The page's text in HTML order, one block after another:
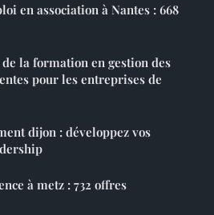
en association à Nantes : 668
la formation en gestion des
pour les entreprises de
dijon : développez vos
à metz : 732 offres